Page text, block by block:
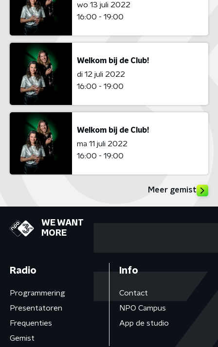
wo 13 juli 2022
16:00 - 19:00
Welkom bij de Club!
di 12 juli 2022
16:00 - 19:00
Welkom bij de Club!
ma 11 juli 2022
16:00 - 19:00
Meer gemist
WE WANT
MORE
Radio
Programmering
Presentatoren
Frequenties
Gemist
Info
Contact
NPO Campus
App de studio